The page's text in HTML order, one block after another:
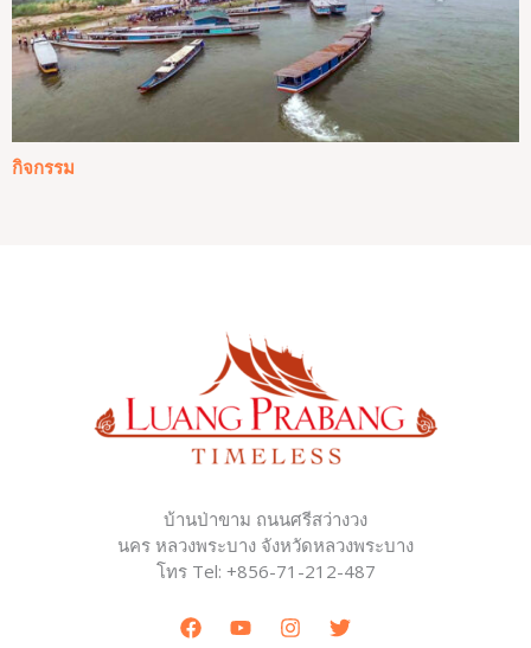
กิจกรรม
บ้านป่าขาม ถนนศรีสว่างวง
นคร หลวงพระบาง จังหวัดหลวงพระบาง
โทร Tel: +856-71-212-487